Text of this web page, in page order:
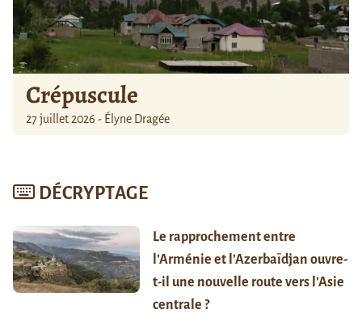
Crépuscule
27 juillet 2026 - Élyne Dragée
DÉCRYPTAGE
Le rapprochement entre
l’Arménie et l’Azerbaïdjan ouvre-
t-il une nouvelle route vers l’Asie
centrale ?